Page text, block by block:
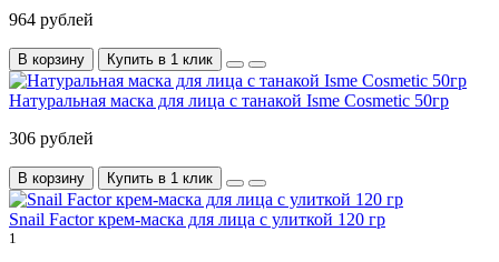
964 рублей
В корзину Купить в 1 клик
Натуральная маска для лица с танакой Isme Cosmetic 50гр
306 рублей
В корзину Купить в 1 клик
Snail Factor крем-маска для лица с улиткой 120 гр
1